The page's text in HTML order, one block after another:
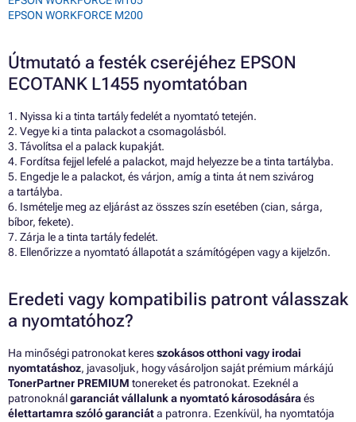
EPSON WORKFORCE M200
Útmutató a festék cseréjéhez EPSON
ECOTANK L1455 nyomtatóban
1. Nyissa ki a tinta tartály fedelét a nyomtató tetején.
2. Vegye ki a tinta palackot a csomagolásból.
3. Távolítsa el a palack kupakját.
4. Fordítsa fejjel lefelé a palackot, majd helyezze be a tinta tartályba.
5. Engedje le a palackot, és várjon, amíg a tinta át nem szivárog
a tartályba.
6. Ismételje meg az eljárást az összes szín esetében (cian, sárga,
bíbor, fekete).
7. Zárja le a tinta tartály fedelét.
8. Ellenőrizze a nyomtató állapotát a számítógépen vagy a kijelzőn.
Eredeti vagy kompatibilis patront válasszak
a nyomtatóhoz?
Ha minőségi patronokat keresszokásos otthoni vagy irodai
nyomtatáshoz, javasoljuk, hogy vásároljon saját prémium márkájú
TonerPartner PREMIUM tonereket és patronokat. Ezeknél a
patronoknálgaranciát vállalunk a nyomtató károsodásáraés
élettartamra szóló garanciáta patronra. Ezenkívül, ha nyomtatója